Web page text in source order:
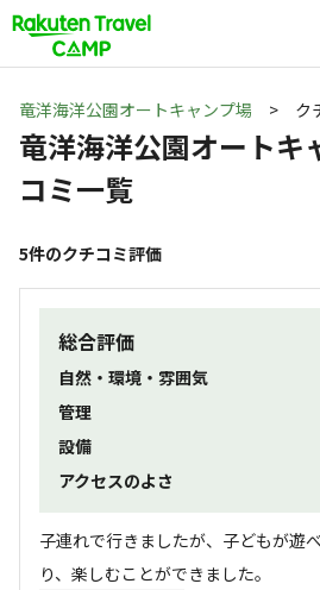
竜洋海洋公園オートキャンプ場 > ク
竜洋海洋公園オートキ
コミ一覧
5件のクチコミ評価
総合評価
自然・環境・雰囲気
管理
設備
アクセスのよさ
子連れで行きましたが、子どもが遊
り、楽しむことができました。